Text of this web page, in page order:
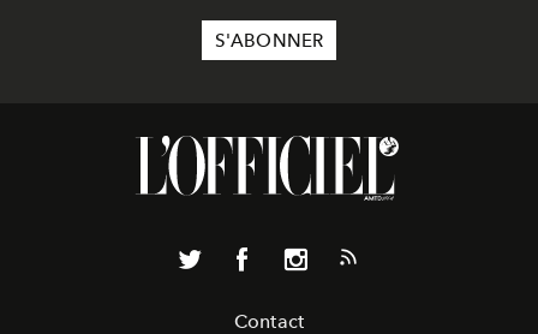
Contact